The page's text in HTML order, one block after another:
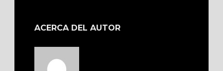
ACERCA DEL AUTOR